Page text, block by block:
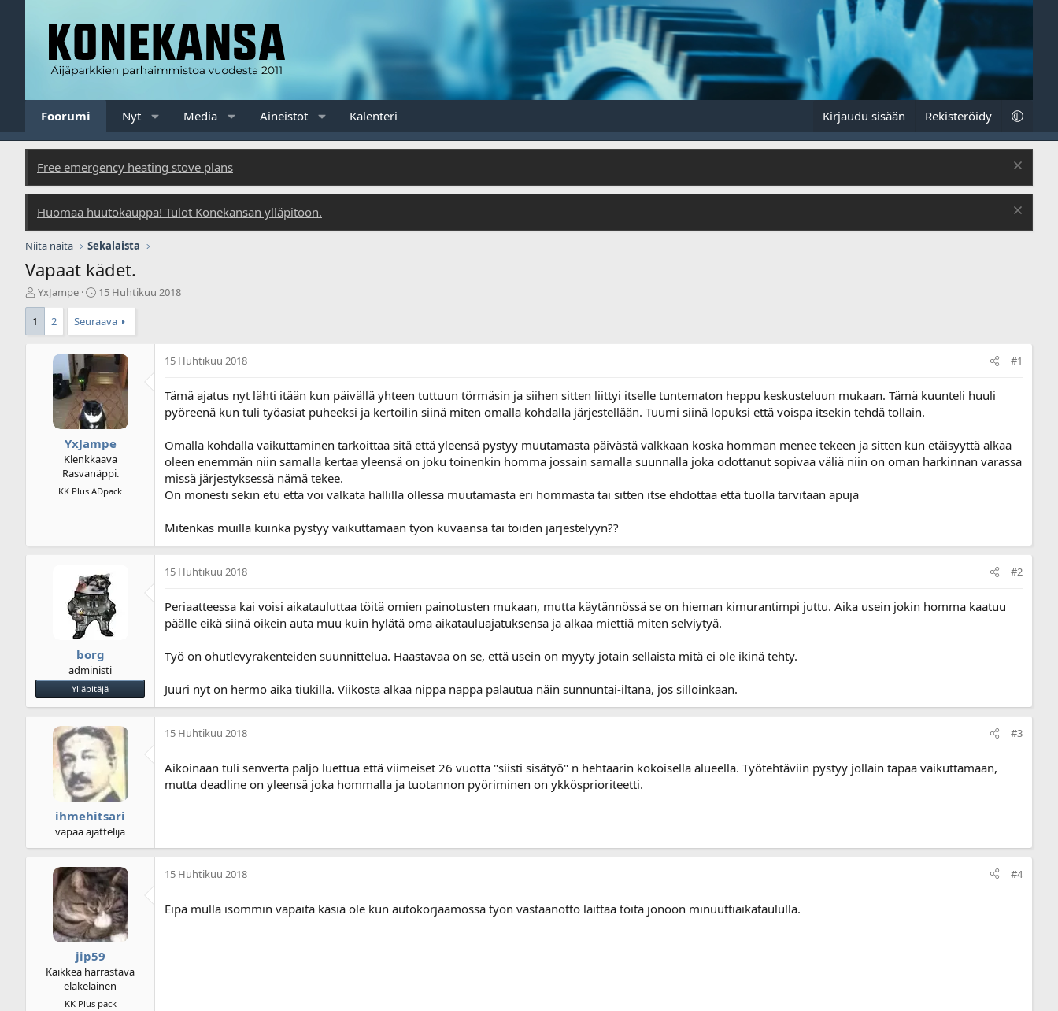
Foorumi Nyt Media Aineistot Kalenteri Kirjaudu sisään Rekisteröidy
Free emergency heating stove plans
Huomaa huutokauppa! Tulot Konekansan ylläpitoon.
Niitä näitä Sekalaista
Vapaat kädet.
V
i
s
a
YxJampe
A
o
i
s
p
ä
i
v
ä
m
ä
ä
15 Huhtikuu 2018
1 2 Seuraava
YxJampe
Klenkkaava
Rasvanäppi.
KK Plus ADpack
15 Huhtikuu 2018 #1
Tämä ajatus nyt lähti itään kun päivällä yhteen tuttuun törmäsin ja siihen sitten liittyi itselle tuntematon heppu keskusteluun mukaan. Tämä kuunteli huuli
pyöreenä kun tuli työasiat puheeksi ja kertoilin siinä miten omalla kohdalla järjestellään. Tuumi siinä lopuksi että voispa itsekin tehdä tollain.
Omalla kohdalla vaikuttaminen tarkoittaa sitä että yleensä pystyy muutamasta päivästä valkkaan koska homman menee tekeen ja sitten kun etäisyyttä alkaa
oleen enemmän niin samalla kertaa yleensä on joku toinenkin homma jossain samalla suunnalla joka odottanut sopivaa väliä niin on oman harkinnan varassa
missä järjestyksessä nämä tekee.
On monesti sekin etu että voi valkata hallilla ollessa muutamasta eri hommasta tai sitten itse ehdottaa että tuolla tarvitaan apuja
Mitenkäs muilla kuinka pystyy vaikuttamaan työn kuvaansa tai töiden järjestelyyn??
borg
administi
Ylläpitäjä
15 Huhtikuu 2018 #2
Periaatteessa kai voisi aikatauluttaa töitä omien painotusten mukaan, mutta käytännössä se on hieman kimurantimpi juttu. Aika usein jokin homma kaatuu
päälle eikä siinä oikein auta muu kuin hylätä oma aikatauluajatuksensa ja alkaa miettiä miten selviytyä.
Työ on ohutlevyrakenteiden suunnittelua. Haastavaa on se, että usein on myyty jotain sellaista mitä ei ole ikinä tehty.
Juuri nyt on hermo aika tiukilla. Viikosta alkaa nippa nappa palautua näin sunnuntai-iltana, jos silloinkaan.
ihmehitsari
vapaa ajattelija
15 Huhtikuu 2018 #3
Aikoinaan tuli senverta paljo luettua että viimeiset 26 vuotta "siisti sisätyö" n hehtaarin kokoisella alueella. Työtehtäviin pystyy jollain tapaa vaikuttamaan,
mutta deadline on yleensä joka hommalla ja tuotannon pyöriminen on ykkösprioriteetti.
jip59
Kaikkea harrastava
eläkeläinen
KK Plus pack
15 Huhtikuu 2018 #4
Eipä mulla isommin vapaita käsiä ole kun autokorjaamossa työn vastaanotto laittaa töitä jonoon minuuttiaikataululla.